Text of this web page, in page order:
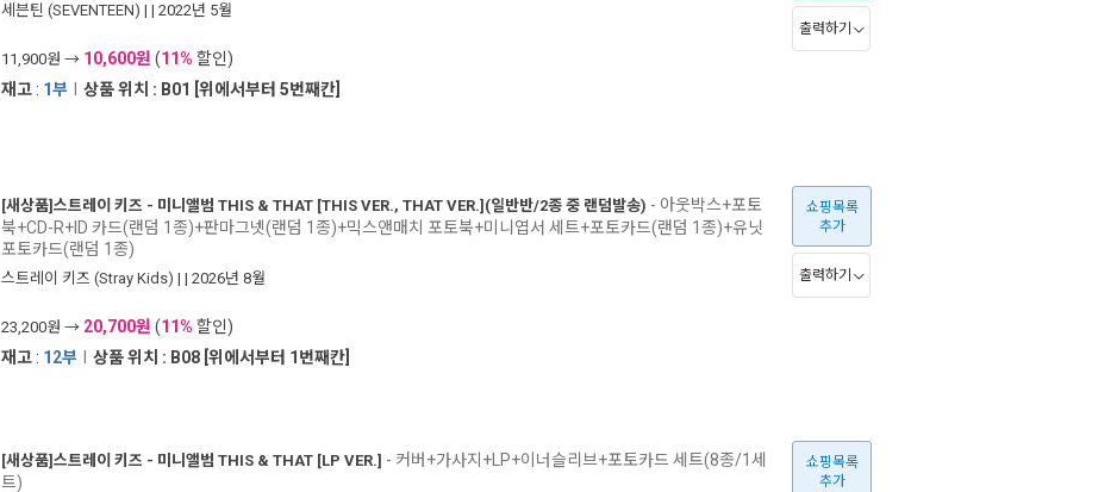
세븐틴 (SEVENTEEN) | | 2022년 5월
11,900원 → 10,600원 (11% 할인)
재고 : 1부 상품 위치 : B01 [위에서부터 5번째칸]
출력하기
[새상품] 스트레이 키즈 - 미니앨범 THIS & THAT [THIS VER., THAT VER.](일반반/2종 중 랜덤발송) - 아웃박스+포토
북+CD-R+ID 카드(랜덤 1종)+판마그넷(랜덤 1종)+믹스앤매치 포토북+미니엽서 세트+포토카드(랜덤 1종)+유닛
포토카드(랜덤 1종)
스트레이 키즈 (Stray Kids) | | 2026년 8월
23,200원 → 20,700원 (11% 할인)
재고 : 12부 상품 위치 : B08 [위에서부터 1번째칸]
쇼핑목록
추가
출력하기
[새상품] 스트레이 키즈 - 미니앨범 THIS & THAT [LP VER.] - 커버+가사지+LP+이너슬리브+포토카드 세트(8종/1세
트)
쇼핑목록
추가